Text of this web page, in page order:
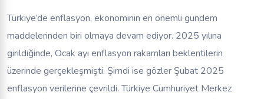
Türkiye’de enflasyon, ekonominin en önemli gündem
maddelerinden biri olmaya devam ediyor. 2025 yılına
girildiğinde, Ocak ayı enflasyon rakamları beklentilerin
üzerinde gerçekleşmişti. Şimdi ise gözler Şubat 2025
enflasyon verilerine çevrildi. Türkiye Cumhuriyet Merkez